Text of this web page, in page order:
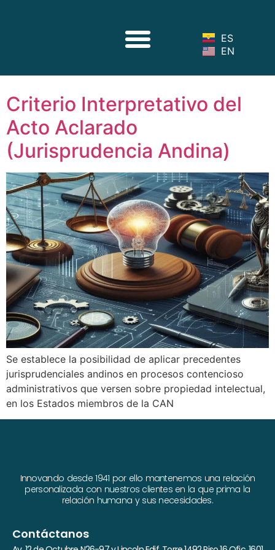
ES
EN
Criterio Interpretativo del
Acto Aclarado
(Jurisprudencia Andina)
Se establece la posibilidad de aplicar precedentes
jurisprudenciales andinos en procesos contencioso
administrativos que versen sobre propiedad intelectual,
en los Estados miembros de la CAN
Innovando desde 1941 por ello mantenemos una relación
personalizada con nuestros clientes en la que prima la
relación humana y sus necesidades.
Contáctanos